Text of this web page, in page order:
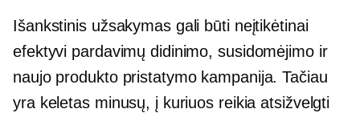
Išankstinis užsakymas gali būti neįtikėtinai
efektyvi pardavimų didinimo, susidomėjimo ir
naujo produkto pristatymo kampanija. Tačiau
yra keletas minusų, į kuriuos reikia atsižvelgti